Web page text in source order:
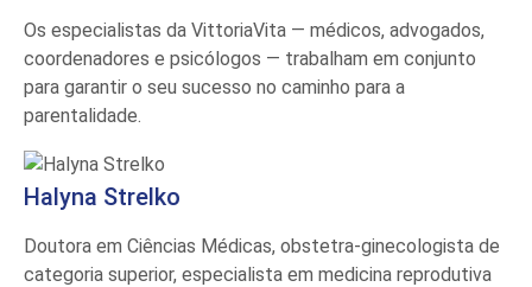
Os especialistas da VittoriaVita — médicos, advogados,
coordenadores e psicólogos — trabalham em conjunto
para garantir o seu sucesso no caminho para a
parentalidade.
Halyna Strelko
Doutora em Ciências Médicas, obstetra-ginecologista de
categoria superior, especialista em medicina reprodutiva